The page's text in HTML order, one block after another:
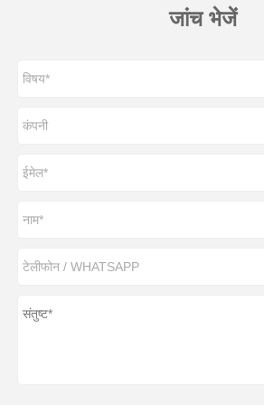
जांच भेजें